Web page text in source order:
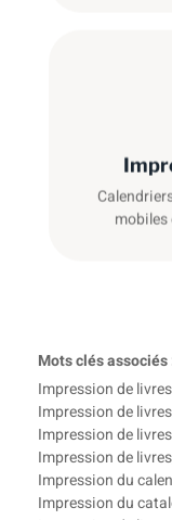
Mots clés associés
Impression de
Impression de
Impression de
Impression de livres
Impression du
Impression du